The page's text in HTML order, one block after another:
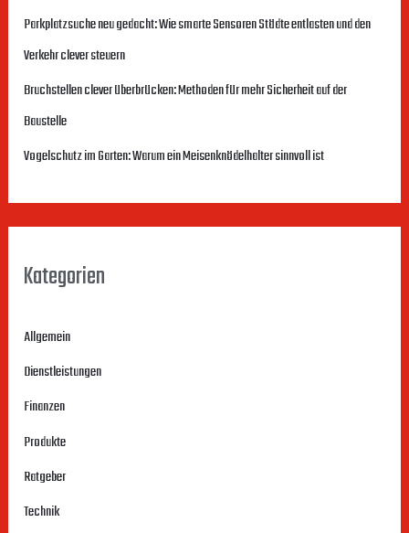
n
a
c
h
:
Parkplatzsuche neu gedacht: Wie smarte Sensoren Städte entlasten und den
Verkehr clever steuern
Bruchstellen clever überbrücken: Methoden für mehr Sicherheit auf der
Baustelle
Vogelschutz im Garten: Warum ein Meisenknödelhalter sinnvoll ist
Kategorien
Allgemein
Dienstleistungen
Finanzen
Produkte
Ratgeber
Technik